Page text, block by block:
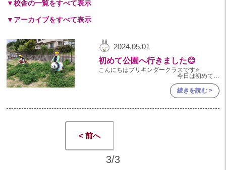
▼校舎の一覧をすべて表示
札幌保育園（北海道）
仙台富沢保育園（宮城県）
印西東の原保育園(千葉県)
つくば西平塚保育園(茨城県)
▼アーカイブをすべて表示
2024年 10月(11)
2024年 09月(18)
2024年 08月(18)
2024年 06月(20)
2024.05.01
初めて公園へ行きました😊
こんにちはプリキンダークラスです⭐️
今日は初めて後
続きを読む >
< 前へ
3/3